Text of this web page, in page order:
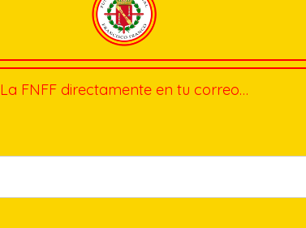
La FNFF directamente en tu correo…